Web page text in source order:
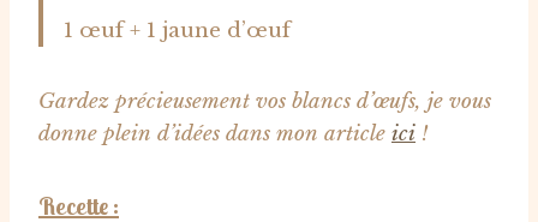
1 œuf + 1 jaune d’œuf
Gardez précieusement vos blancs d’œufs, je vous
donne plein d’idées dans mon article ici !
Recette :